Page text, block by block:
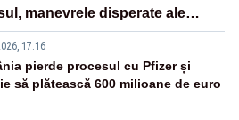
manevrele disperate ale
17:16
pierde procesul cu Pfizer și
să plătească 600 milioane de euro